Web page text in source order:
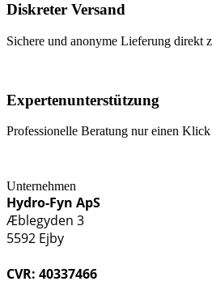
Diskreter Versand
Sichere und anonyme Lieferung direkt
Expertenunterstützung
Professionelle Beratung nur einen
Unternehmen
Hydro-Fyn ApS
Æblegyden 3
5592 Ejby
CVR: 40337466